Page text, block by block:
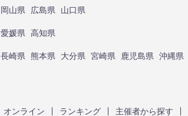
岡山県 広島県 山口県
愛媛県 高知県
長崎県 熊本県 大分県 宮崎県 鹿児島県 沖縄県
オンライン ランキング 主催者から探す